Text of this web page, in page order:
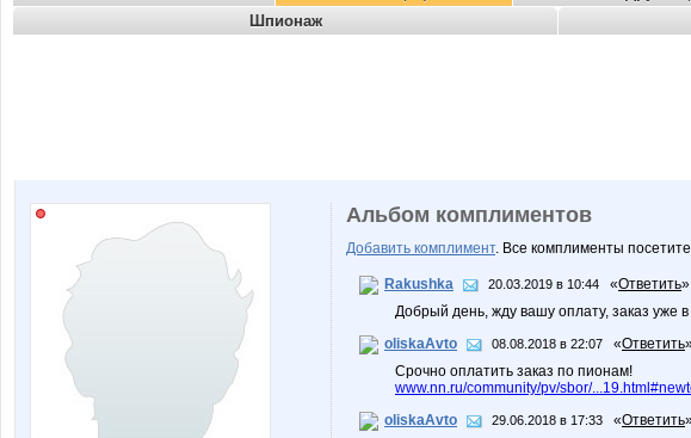
Шпионаж
Альбом комплиментов
Добавить комплимент. Все комплименты
Rakushka 20.03.2019 в 10:44 «Ответить»
Добрый день, жду вашу оплату, заказ уже
oliskaAvto
08.08.2018 в 22:07 «Ответить
Срочно оплатить заказ по пионам!
www.nn.ru/community/pv/sbor/
oliskaAvto
29.06.2018 в 17:33 «Ответить